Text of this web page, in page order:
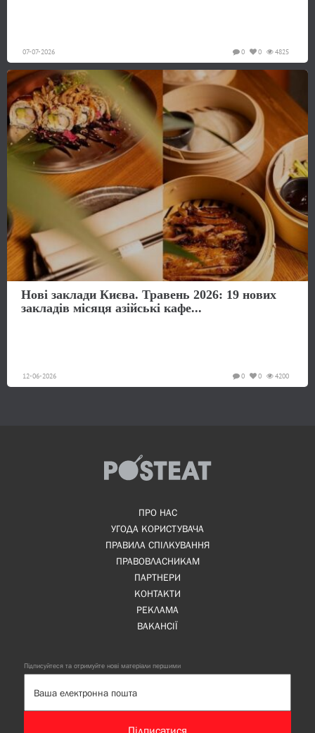
07-07-2026 4825
0
0
Нові заклади Києва. Травень 2026: 19 нових
закладів місяця азійські кафе...
12-06-2026 4200
0
0
ПРО НАС
УГОДА КОРИСТУВАЧА
ПРАВИЛА СПІЛКУВАННЯ
ПРАВОВЛАСНИКАМ
ПАРТНЕРИ
КОНТАКТИ
РЕКЛАМА
ВАКАНСІЇ
Підписуйтеся та отримуйте нові матеріали першими
Підписатися